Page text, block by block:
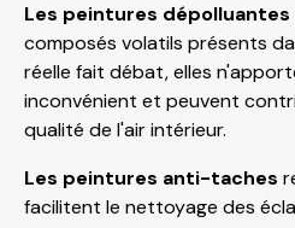
Les peintures dépolluantes
composés volatils présents
réelle fait débat, elles
inconvénient et peuvent
qualité de l'air intérieur.
Les peintures anti-taches
facilitent le nettoyage des